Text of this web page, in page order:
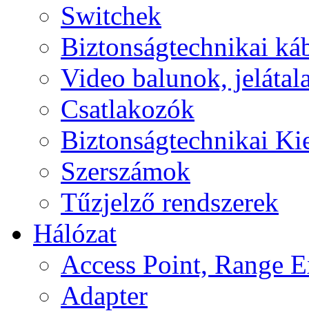
Switchek
Biztonságtechnikai
Video balunok,
Csatlakozók
Biztonságtechnikai
Szerszámok
Tűzjelző rendszerek
Hálózat
Access Point, Range
Adapter